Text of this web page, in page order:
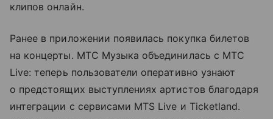
клипов онлайн.
Ранее в приложении появилась покупка билетов
на концерты. МТС Музыка объединилась с МТС
Live: теперь пользователи оперативно узнают
о предстоящих выступлениях артистов благодаря
интеграции с сервисами MTS Live и Ticketland.